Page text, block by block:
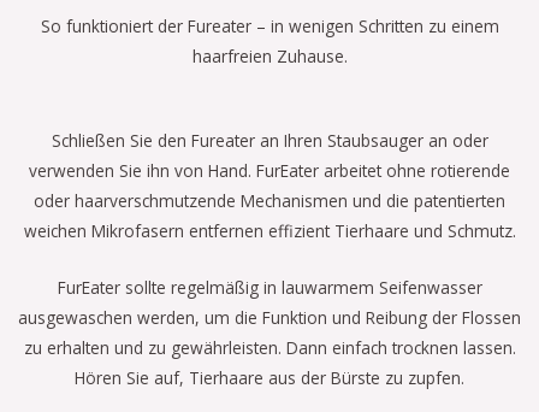
So funktioniert der Fureater – in wenigen Schritten zu einem
haarfreien Zuhause.
Schließen Sie den Fureater an Ihren Staubsauger an oder
verwenden Sie ihn von Hand. FurEater arbeitet ohne rotierende
oder haarverschmutzende Mechanismen und die patentierten
weichen Mikrofasern entfernen effizient Tierhaare und Schmutz.
FurEater sollte regelmäßig in lauwarmem Seifenwasser
ausgewaschen werden, um die Funktion und Reibung der Flossen
zu erhalten und zu gewährleisten. Dann einfach trocknen lassen.
Hören Sie auf, Tierhaare aus der Bürste zu zupfen.